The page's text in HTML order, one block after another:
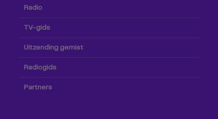
Radio
TV-gids
Uitzending gemist
Radiogids
Partners